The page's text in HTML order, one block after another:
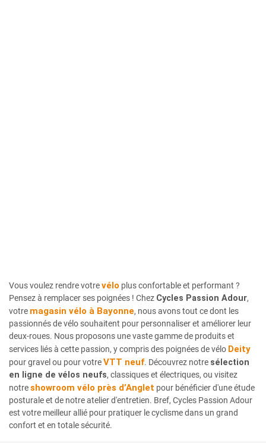
Vous voulez rendre votrevélo plus confortable et performant ?
Pensez à remplacer ses poignées ! Chez Cycles Passion Adour,
votre magasin vélo à Bayonne, nous avons tout ce dont les
passionnés de vélo souhaitent pour personnaliser et améliorer leur
deux-roues. Nous proposons une vaste gamme de produits et
services liés à cette passion, y compris des poignées de vélo Deity
pour gravel ou pour votreVTT neuf. Découvrez notre sélection
en ligne de vélos neufs, classiques et électriques, ou visitez
notreshowroom vélo près d’Anglet pour bénéficier d'une étude
posturale et de notre atelier d'entretien. Bref, Cycles Passion Adour
est votre meilleur allié pour pratiquer le cyclisme dans un grand
confort et en totale sécurité.